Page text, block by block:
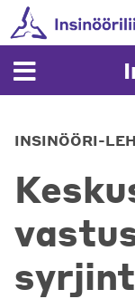
Skip
to
content
INSINÖÖRI-